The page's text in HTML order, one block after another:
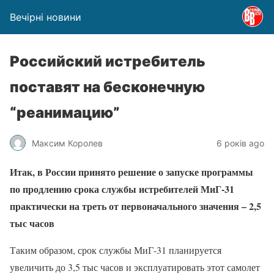
Вечірні новини
Российский истребитель
поставят на бесконечную
“реанимацию”
Максим Королев 6 років ago
Итак, в России принято решение о запуске программы
по продлению срока службы истребителей МиГ-31
практически на треть от первоначального значения – 2,5
тыс часов
Таким образом, срок службы МиГ-31 планируется
увеличить до 3,5 тыс часов и эксплуатировать этот самолет